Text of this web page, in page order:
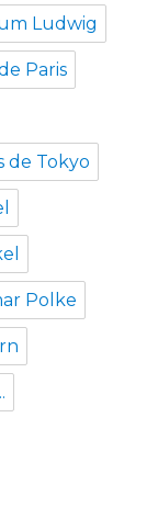
Ludwig
Paris
de Tokyo
Polke